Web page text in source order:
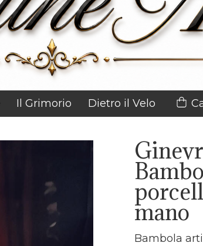
Il Grimorio Dietro il Velo
mano
Bambola